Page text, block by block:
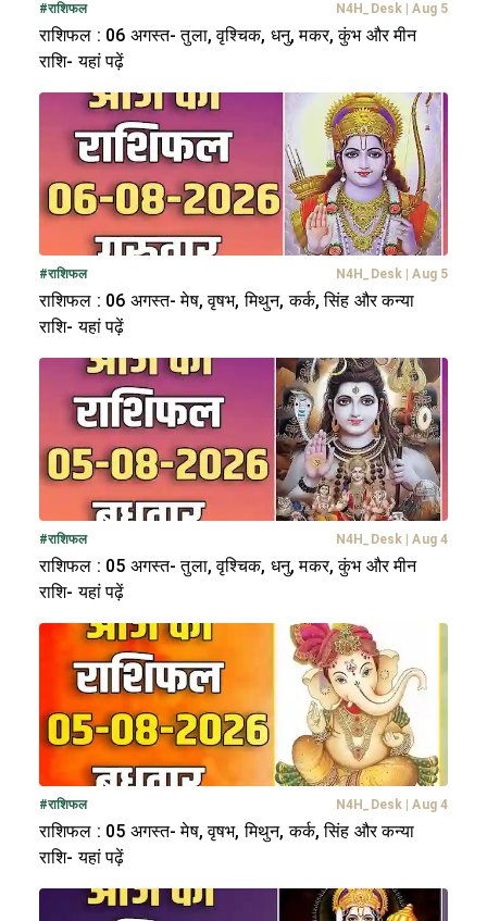
#राशिफल N4H_Desk Aug 5
राशिफल : 06 अगस्त- तुला, वृश्चिक, धनु, मकर, कुंभ और मीन
राशि- यहां पढ़ें
#राशिफल N4H_Desk Aug 5
राशिफल : 06 अगस्त- मेष, वृषभ, मिथुन, कर्क, सिंह और कन्या
राशि- यहां पढ़ें
#राशिफल N4H_Desk Aug 4
राशिफल : 05 अगस्त- तुला, वृश्चिक, धनु, मकर, कुंभ और मीन
राशि- यहां पढ़ें
#राशिफल N4H_Desk Aug 4
राशिफल : 05 अगस्त- मेष, वृषभ, मिथुन, कर्क, सिंह और कन्या
राशि- यहां पढ़ें